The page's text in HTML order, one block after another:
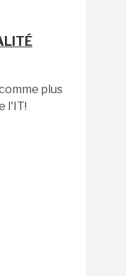
plus
l'IT!